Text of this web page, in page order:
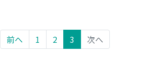
前へ 1 2 3 次へ